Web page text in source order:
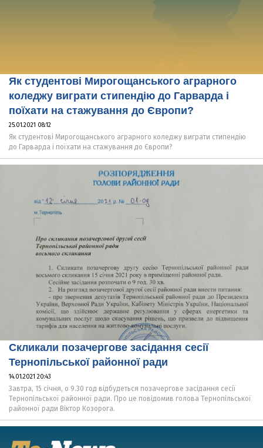
Як студентові Мирогощанського аграрного
коледжу виграти стипендію до Гарварда і
поїхати на стажування до Європи?
25.01.2021 08:12
Як студентові Мирогощанського аграрного коледжу виграти стипендію
до Гарварда і поїхати на стажування до Європи?
Скликали позачергове засідання сесії
Тернопільської районної ради
14.01.2021 20:43
Завтра, 15 січня, о 9.30 год відбудеться позачергове засідання сесії
Тернопільської районної ради. Про це повідомив голова Тернопільської
районної ради Віктор Козорога.